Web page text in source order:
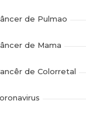
de Pulmao
de Mama
de Colorretal